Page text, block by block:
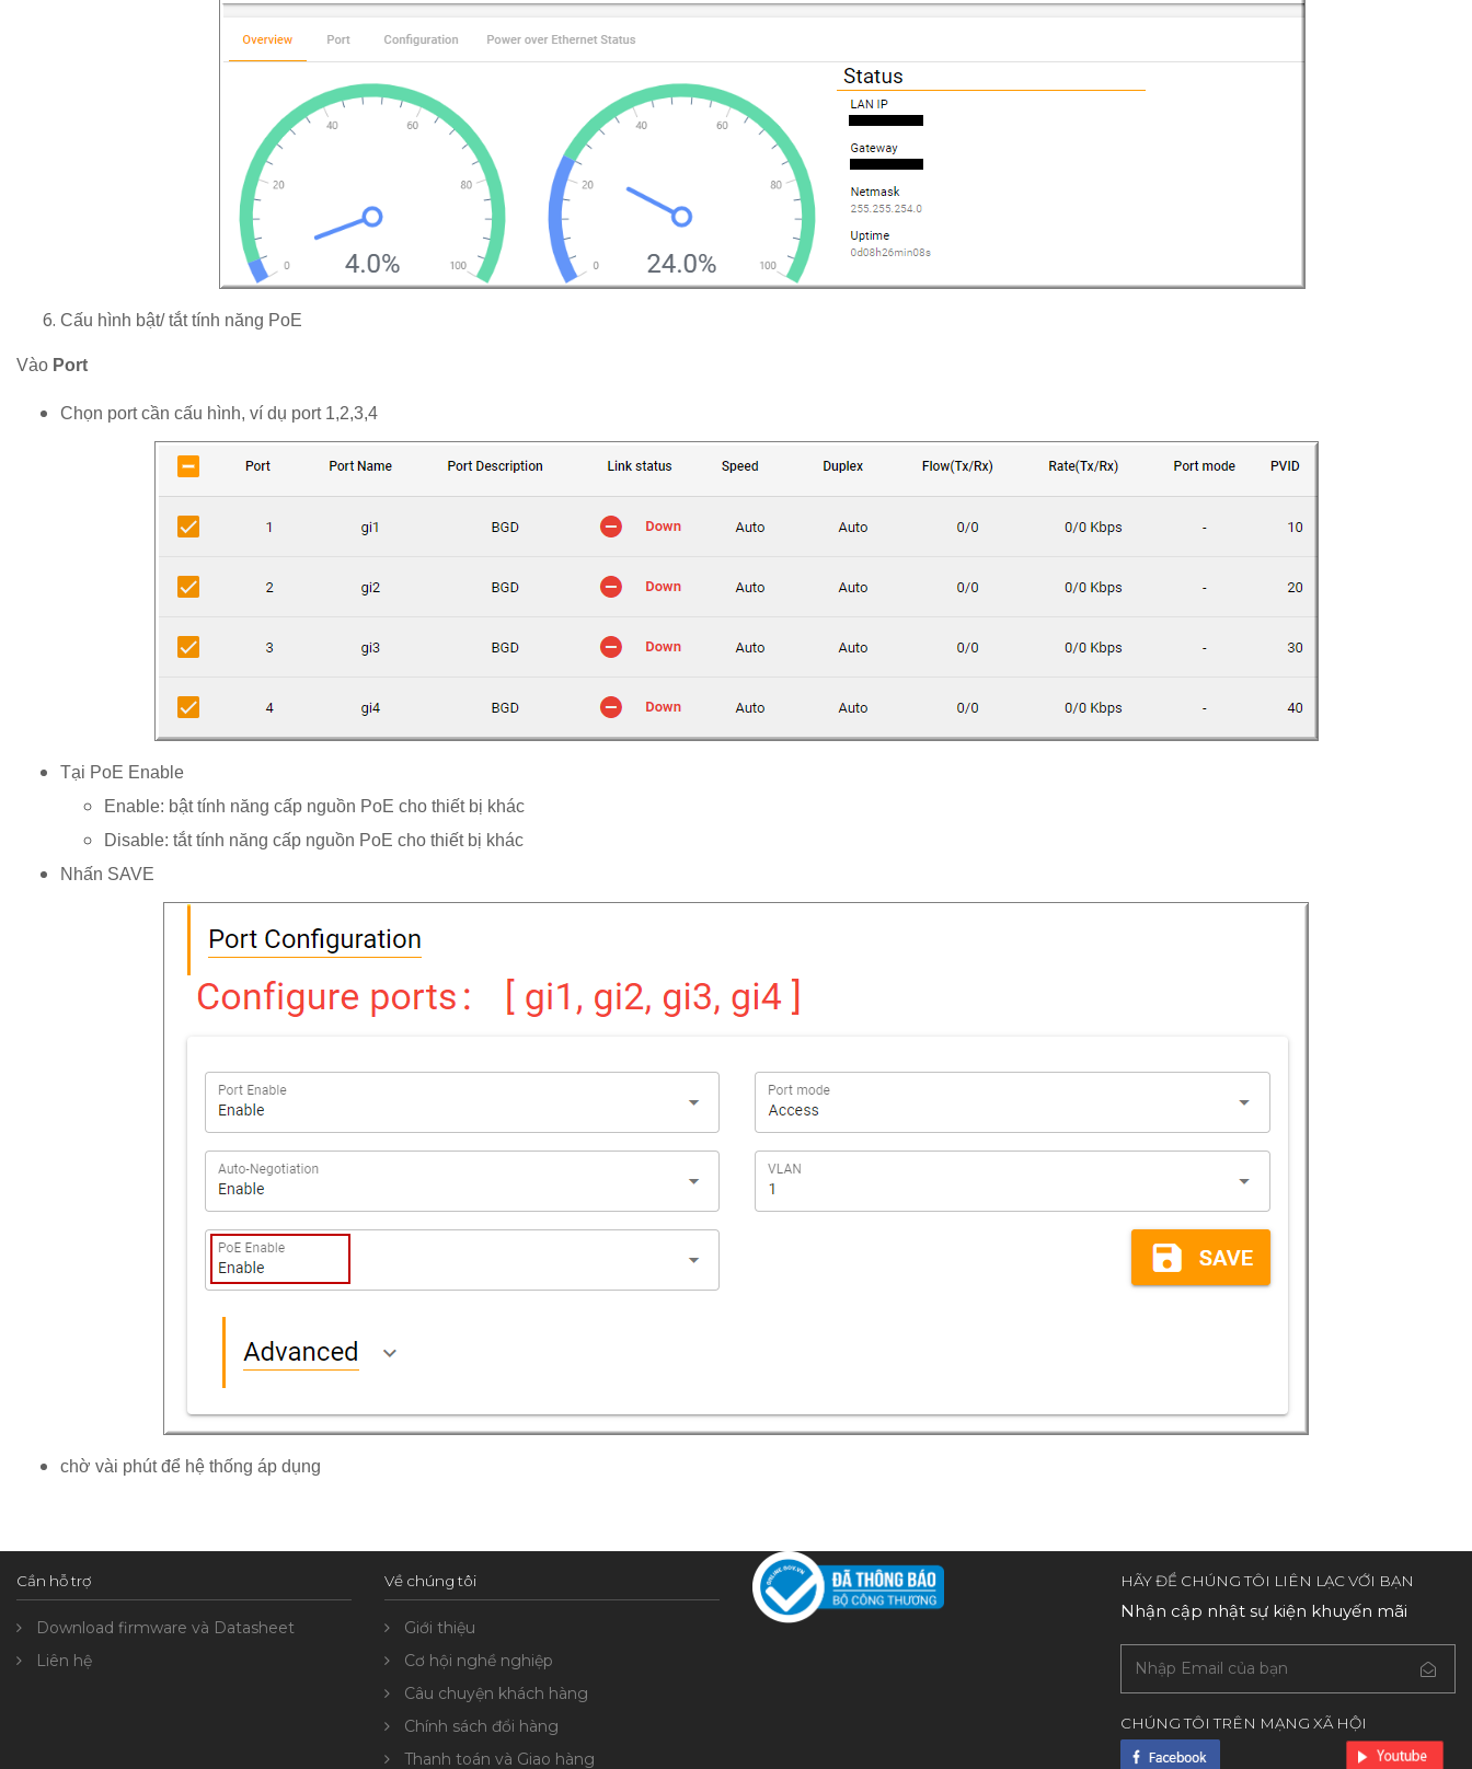
Cấu hình bật/ tắt tính năng PoE
Vào Port
Chọn port cần cấu hình, ví dụ port 1,2,3,4
Tại PoE Enable
Enable: bật tính năng cấp nguồn PoE cho thiết bị khác
Disable: tắt tính năng cấp nguồn PoE cho thiết bị khác
Nhấn SAVE
chờ vài phút để hệ thống áp dụng
Cần hỗ trợ
Download firmware và Datasheet
Liên hệ
Về chúng tôi
Giới thiệu
Cơ hội nghề nghiệp
Câu chuyện khách hàng
Chính sách đổi hàng
Thanh toán và Giao hàng
HÃY ĐỂ CHÚNG TÔI LIÊN LẠC VỚI BẠN
Nhận cập nhật sự kiện khuyến mãi
CHÚNG TÔI TRÊN MẠNG XÃ HỘI